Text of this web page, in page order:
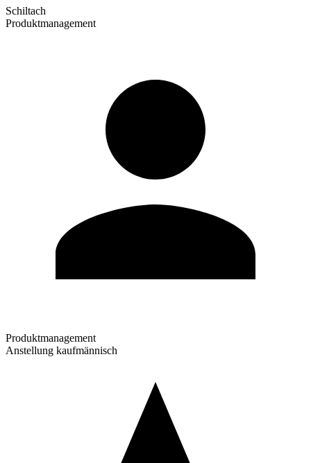
Schiltach
Produktmanagement
Produktmanagement
Anstellung kaufmännisch